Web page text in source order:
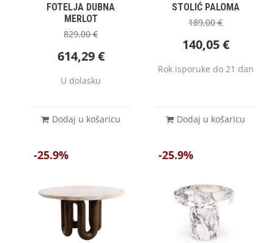
FOTELJA DUBNA
MERLOT
829,00€
614,29€
U dolasku
Dodaj u košaricu
STOLIĆ PALOMA
189,00€
140,05€
Rok isporuke do 21 dan
Dodaj u košaricu
-25.9% -25.9%